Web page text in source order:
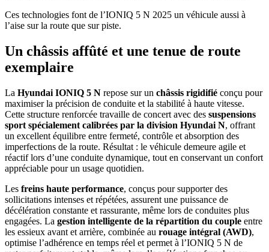
Ces technologies font de l’IONIQ 5 N 2025 un véhicule aussi à
l’aise sur la route que sur piste.
Un châssis affûté et une tenue de route
exemplaire
La Hyundai IONIQ 5 N repose sur un châssis rigidifié conçu pour
maximiser la précision de conduite et la stabilité à haute vitesse.
Cette structure renforcée travaille de concert avec des suspensions
sport spécialement calibrées par la division Hyundai N, offrant
un excellent équilibre entre fermeté, contrôle et absorption des
imperfections de la route. Résultat : le véhicule demeure agile et
réactif lors d’une conduite dynamique, tout en conservant un confort
appréciable pour un usage quotidien.
Les freins haute performance, conçus pour supporter des
sollicitations intenses et répétées, assurent une puissance de
décélération constante et rassurante, même lors de conduites plus
engagées. La gestion intelligente de la répartition du couple entre
les essieux avant et arrière, combinée au rouage intégral (AWD),
optimise l’adhérence en temps réel et permet à l’IONIQ 5 N de